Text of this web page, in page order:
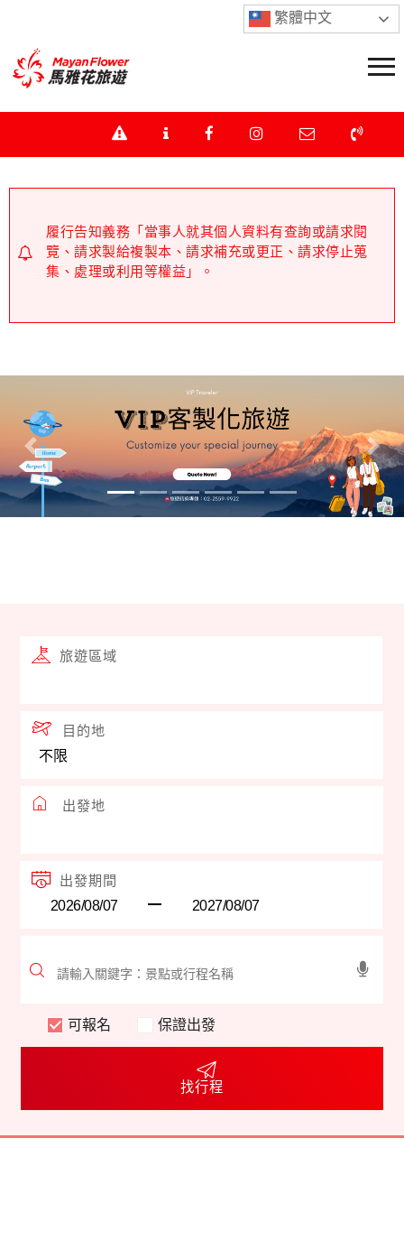
繁體中文
履行告知義務「當事人就其個人資料有查詢或請求閱
覽、請求製給複製本、請求補充或更正、請求停止蒐
集、處理或利用等權益」。
如接獲可疑來電，請立即掛斷電話，並撥打165防詐騙
專線。下單前及付款前請直接聯繫本公司業務人員查
證，馬雅花旅遊諮詢專線 : 02-2559-9922。
履行告知義務「當事人就其個人資料有查詢或請求閱
覽、請求製給複製本、請求補充或更正、請求停止蒐
如接獲可疑來電，請立即掛斷電話，並撥打165防詐騙
專線。下單前及付款前請直接聯繫本公司業務人員查
往前 往後
旅遊區域
目的地
出發地
出發期間
可報名 保證出發
找行程